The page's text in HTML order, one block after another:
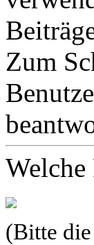
Zum
Welche
(Bitte